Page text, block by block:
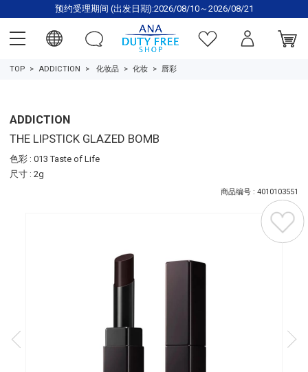
预约受理期间 (出发日期):2026/08/10～2026/08/21
TOP ADDICTION 化妆品 化妆 唇彩
ADDICTION
THE LIPSTICK GLAZED BOMB
色彩 : 013 Taste of Life
尺寸 : 2g
商品编号 : 4010103551